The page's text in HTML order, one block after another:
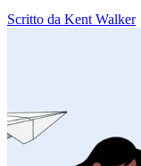
Scritto da Kent Walker